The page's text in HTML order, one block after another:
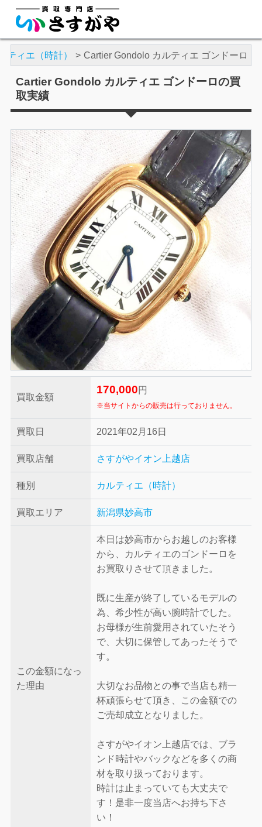
ティエ（時計） Cartier Gondolo カルティエ ゴンドーロ
Cartier Gondolo カルティエ ゴンドーロの買
取実績
買取金額
170,000 円
※当サイトからの販売は行っておりません。
買取日 2021年02月16日
買取店舗 さすがやイオン上越店
種別 カルティエ（時計）
買取エリア 新潟県妙高市
この金額になっ
た理由
本日は妙高市からお越しのお客様
から、カルティエのゴンドーロを
お買取りさせて頂きました。
既に生産が終了しているモデルの
為、希少性が高い腕時計でした。
お母様が生前愛用されていたそう
で、大切に保管してあったそうで
す。
大切なお品物との事で当店も精一
杯頑張らせて頂き、この金額での
ご売却成立となりました。
さすがやイオン上越店では、ブラ
ンド時計やバックなどを多くの商
材を取り扱っております。
時計は止まっていても大丈夫で
す！是非一度当店へお持ち下さ
い！